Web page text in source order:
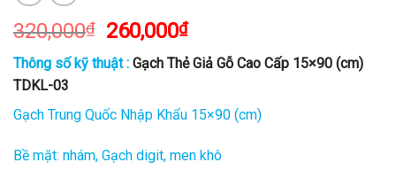
320,000₫ 260,000₫
Thông số kỹ thuật : Gạch Thẻ Giả Gỗ Cao Cấp 15×90 (cm)
TDKL-03
Gạch Trung Quốc Nhập Khẩu 15×90 (cm)
Bề mặt: nhám, Gạch digit, men khô